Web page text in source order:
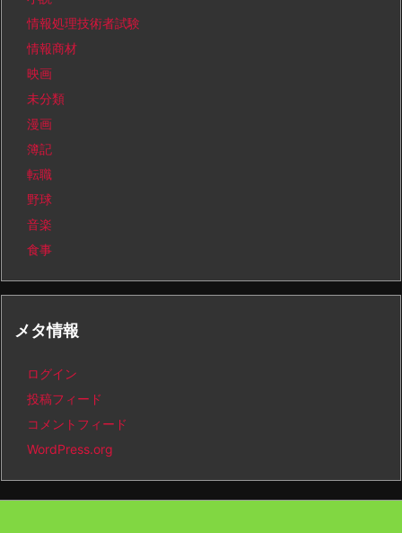
情報処理技術者試験
情報商材
映画
未分類
漫画
簿記
転職
野球
音楽
食事
メタ情報
ログイン
投稿フィード
コメントフィード
WordPress.org